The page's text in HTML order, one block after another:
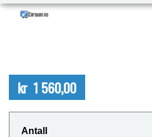
kr 1 560,00
Antall